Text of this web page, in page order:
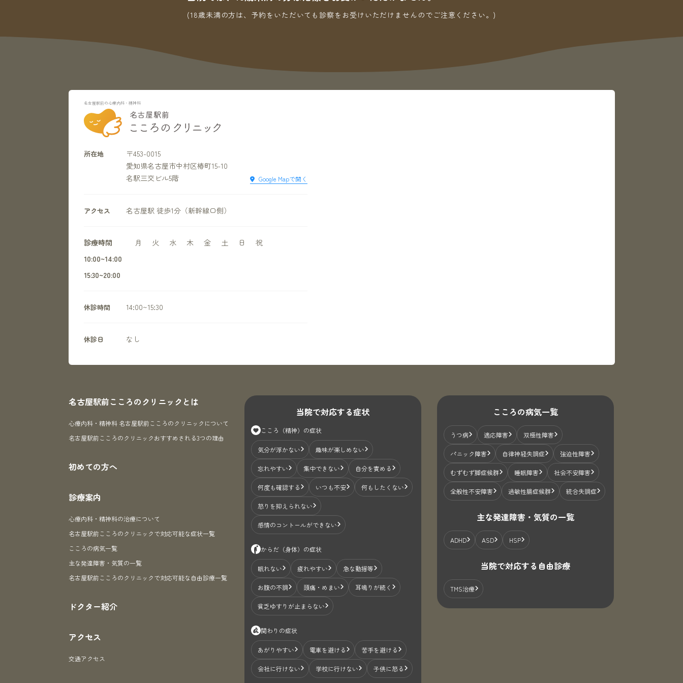
(18歳未満の方は、予約をいただいても診察をお受けいただけませんのでご注意ください。)
名古屋駅前の心療内科・精神科
所在地
〒453-0015
愛知県名古屋市中村区椿町15-10
名駅三交ビル5階
Google Mapで開く
アクセス 名古屋駅 徒歩1分（新幹線口側）
診療時間 月 火 水 木 金 土 日
祝
10:00~14:00
15:30~20:00
休診時間 14:00~15:30
休診日 なし
名古屋駅前こころのクリニックとは
心療内科・精神科 名古屋駅前こころのクリニックについて
名古屋駅前こころのクリニックおすすめされる3つの理由
初めての方へ
診療案内
心療内科・精神科の治療について
名古屋駅前こころのクリニックで対応可能な症状一覧
こころの病気一覧
主な発達障害・気質の一覧
名古屋駅前こころのクリニックで対応可能な自由診療一覧
ドクター紹介
アクセス
交通アクセス
当院で対応する症状
こころ（精神）の症状
気分が浮かない 趣味が楽しめない
忘れやすい 集中できない 自分を責める
何度も確認する いつも不安 何もしたくない
怒りを抑えられない
感情のコントールができない
からだ（身体）の症状
眠れない 疲れやすい 急な動揺等
お腹の不調 頭痛・めまい 耳鳴りが続く
貧乏ゆすりが止まらない
関わりの症状
あがりやすい 電車を避ける 苦手を避ける
会社に行けない 学校に行けない 子供に怒る
こころの病気一覧
うつ病 適応障害 双極性障害
パニック障害 自律神経失調症 強迫性障害
むずむず脚症候群 睡眠障害 社会不安障害
全般性不安障害 過敏性腸症候群 統合失調症
主な発達障害・気質の一覧
ADHD ASD HSP
当院で対応する自由診療
TMS治療